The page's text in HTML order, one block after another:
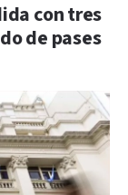
con tres
de pases